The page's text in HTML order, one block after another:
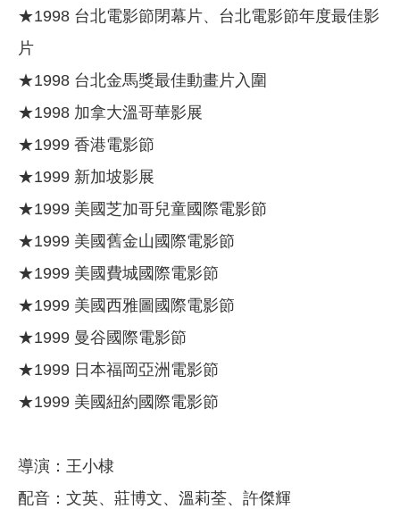
★1998 台北電影節閉幕片、台北電影節年度最佳影
片
★1998 台北金馬獎最佳動畫片入圍
★1998 加拿大溫哥華影展
★1999 香港電影節
★1999 新加坡影展
★1999 美國芝加哥兒童國際電影節
★1999 美國舊金山國際電影節
★1999 美國費城國際電影節
★1999 美國西雅圖國際電影節
★1999 曼谷國際電影節
★1999 日本福岡亞洲電影節
★1999 美國紐約國際電影節
導演：王小棣
配音：文英、莊博文、溫莉荃、許傑輝